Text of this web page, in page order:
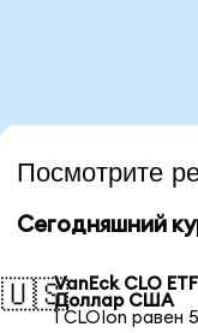
Посмотрите
Сегодняшний
🇺🇸VanEck CLO
Доллар США
1 CLOIon равен